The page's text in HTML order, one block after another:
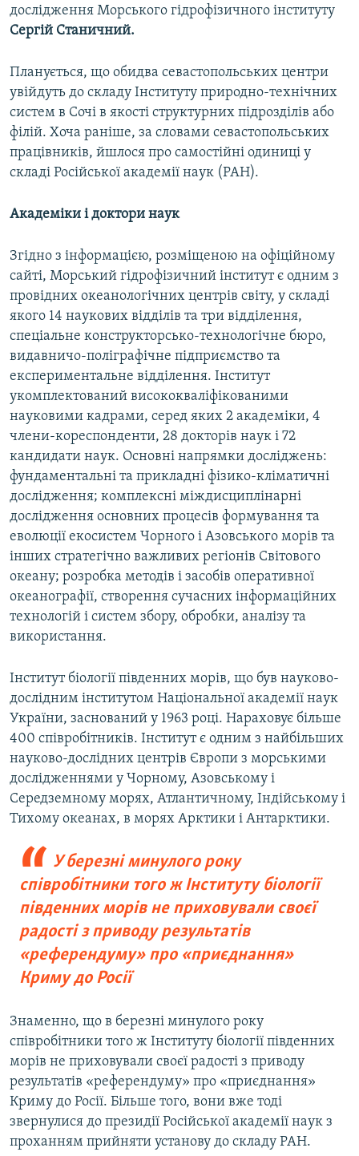
дослідження Морського гідрофізичного інституту
Сергій Станичний.
Планується, що обидва севастопольських центри
увійдуть до складу Інституту природно-технічних
систем в Сочі в якості структурних підрозділів або
філій. Хоча раніше, за словами севастопольських
працівників, йшлося про самостійні одиниці у
складі Російської академії наук (РАН).
Академіки і доктори наук
Згідно з інформацією, розміщеною на офіційному
сайті, Морський гідрофізичний інститут є одним з
провідних океанологічних центрів світу, у складі
якого 14 наукових відділів та три відділення,
спеціальне конструкторсько-технологічне бюро,
видавничо-поліграфічне підприємство та
експериментальне відділення. Інститут
укомплектований висококваліфікованими
науковими кадрами, серед яких 2 академіки, 4
члени-кореспонденти, 28 докторів наук і 72
кандидати наук. Основні напрямки досліджень:
фундаментальні та прикладні фізико-кліматичні
дослідження; комплексні міждисциплінарні
дослідження основних процесів формування та
еволюції екосистем Чорного і Азовського морів та
інших стратегічно важливих регіонів Світового
океану; розробка методів і засобів оперативної
океанографії, створення сучасних інформаційних
технологій і систем збору, обробки, аналізу та
використання.
Інститут біології південних морів, що був науково-
дослідним інститутом Національної академії наук
України, заснований у 1963 році. Нараховує більше
400 співробітників. Інститут є одним з найбільших
науково-дослідних центрів Європи з морськими
дослідженнями у Чорному, Азовському і
Середземному морях, Атлантичному, Індійському і
Тихому океанах, в морях Арктики і Антарктики.
У березні минулого року
співробітники того ж Інституту біології
південних морів не приховували своєї
радості з приводу результатів
«референдуму» про «приєднання»
Криму до Росії
Знаменно, що в березні минулого року
співробітники того ж Інституту біології південних
морів не приховували своєї радості з приводу
результатів «референдуму» про «приєднання»
Криму до Росії. Більше того, вони вже тоді
звернулися до президії Російської академії наук з
проханням прийняти установу до складу РАН.